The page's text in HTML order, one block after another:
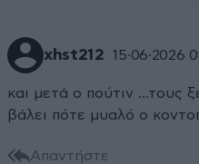
xhst212 15·06·2026
και μετά ο πούτιν ...τους
βάλει πότε μυαλό ο
Απαντήστε